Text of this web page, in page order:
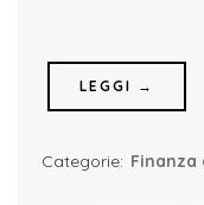
LEGGI →
Categorie: